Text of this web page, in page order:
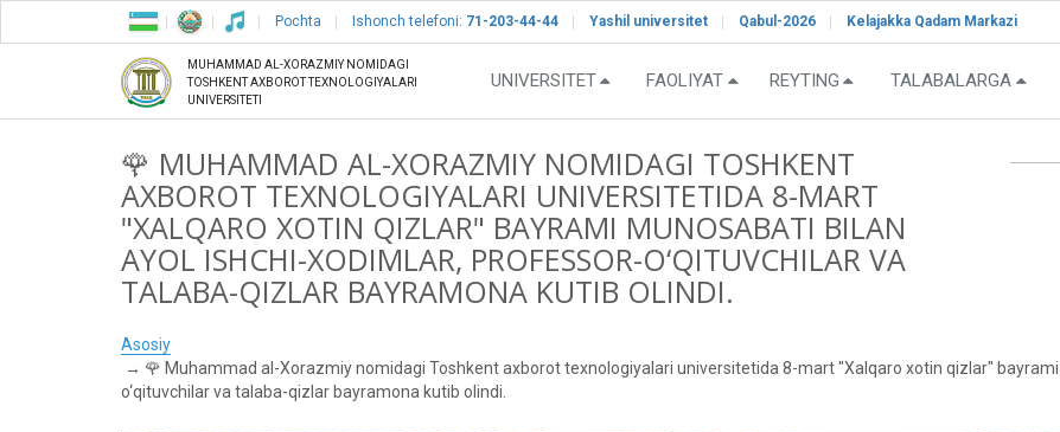
Pochta Ishonch telefoni: 71-203-44-44 Yashil universitet Qabul-2026 Kelajakka Qadam Markazi
MUHAMMAD AL-XORAZMIY NOMIDAGI
TOSHKENT AXBOROT TEXNOLOGIYALARI
UNIVERSITETI
UNIVERSITET FAOLIYAT REYTING TALABALARGA
🌹 MUHAMMAD AL-XORAZMIY NOMIDAGI TOSHKENT
AXBOROT TEXNOLOGIYALARI UNIVERSITETIDA 8-MART
"XALQARO XOTIN QIZLAR" BAYRAMI MUNOSABATI BILAN
AYOL ISHCHI-XODIMLAR, PROFESSOR-O‘QITUVCHILAR VA
TALABA-QIZLAR BAYRAMONA KUTIB OLINDI.
Asosiy
🌹 Muhammad al-Xorazmiy nomidagi Toshkent axborot texnologiyalari universitetida 8-mart "Xalqaro xotin qizlar"
o‘qituvchilar va talaba-qizlar bayramona kutib olindi.